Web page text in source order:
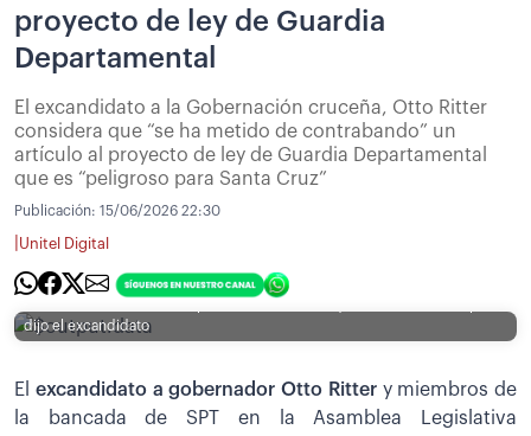
proyecto de ley de Guardia
Departamental
El excandidato a la Gobernación cruceña, Otto Ritter
considera que “se ha metido de contrabando” un
artículo al proyecto de ley de Guardia Departamental
que es “peligroso para Santa Cruz”
Publicación: 15/06/2026 22:30
Unitel Digital
dijo el excandidato
El excandidato a gobernador Otto Rittery miembros de
la bancada de SPT en la Asamblea Legislativa